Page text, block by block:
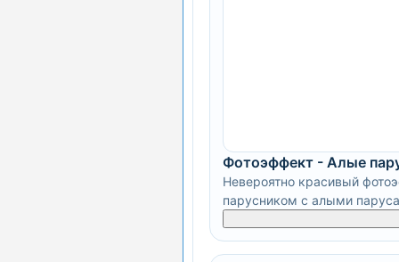
Фотоэффект - Алые
Невероятно красивый
парусником с алыми